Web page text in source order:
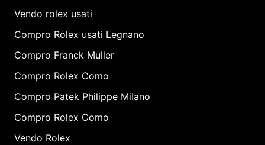
Vendo rolex usati
Compro Rolex ​usati ​Legnano
Compro Franck Muller
Compro Rolex Como
Compro Patek Philippe Milano
Compro Rolex Como
Vendo Rolex